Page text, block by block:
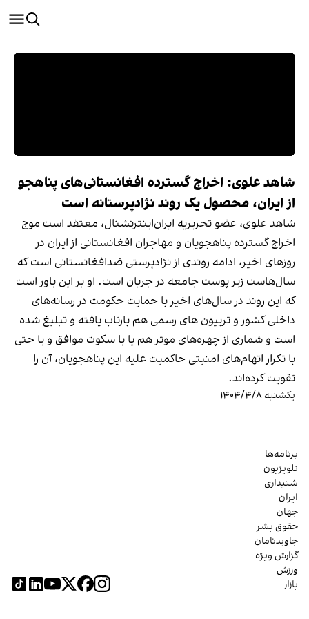
شاهد علوی: اخراج گسترده افغانستانی‌های پناهجو
از ایران، محصول یک روند نژادپرستانه است
شاهد علوی، عضو تحریریه ایران‌اینترنشنال، معتقد است موج
اخراج گسترده پناهجویان و مهاجران افغانستانی از ایران در
روزهای اخیر، ادامه روندی از نژادپرستی ضدافغانستانی است که
سال‌هاست زیر پوست جامعه در جریان است. او بر این باور است
که این روند در سال‌های اخیر با حمایت حکومت در رسانه‌های
داخلی کشور و ترییون های رسمی هم بازتاب یافته و تبلیغ شده
است و شماری از چهره‌های موثر هم یا با سکوت موافق و یا حتی
با تکرار اتهام‌های امنیتی حاکمیت علیه این پناهجویان، آن را
تقویت کرده‌اند.
یکشنبه ۱۴۰۴/۴/۸
برنامه‌ها
تلویزیون
شنیداری
ایران
جهان
حقوق بشر
جاویدنامان
گزارش ویژه
ورزش
بازار